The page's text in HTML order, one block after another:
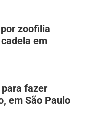
zoofilia
em
fazer
em São Paulo